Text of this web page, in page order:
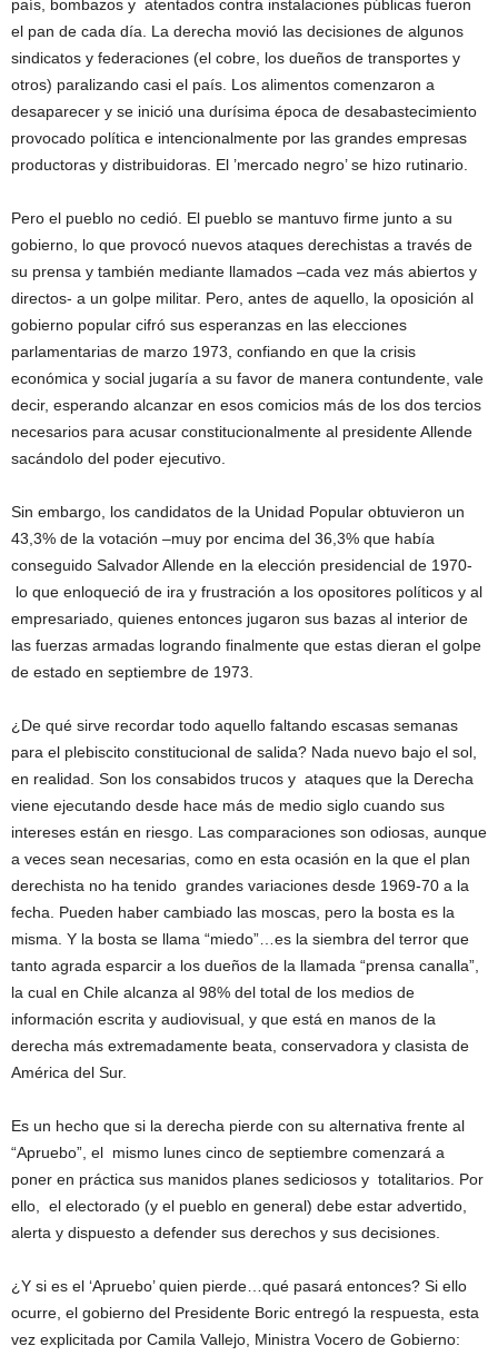
país, bombazos y atentados contra instalaciones públicas fueron
el pan de cada día. La derecha movió las decisiones de algunos
sindicatos y federaciones (el cobre, los dueños de transportes y
otros) paralizando casi el país. Los alimentos comenzaron a
desaparecer y se inició una durísima época de desabastecimiento
provocado política e intencionalmente por las grandes empresas
productoras y distribuidoras. El ’mercado negro’ se hizo rutinario.
Pero el pueblo no cedió. El pueblo se mantuvo firme junto a su
gobierno, lo que provocó nuevos ataques derechistas a través de
su prensa y también mediante llamados –cada vez más abiertos y
directos- a un golpe militar. Pero, antes de aquello, la oposición al
gobierno popular cifró sus esperanzas en las elecciones
parlamentarias de marzo 1973, confiando en que la crisis
económica y social jugaría a su favor de manera contundente, vale
decir, esperando alcanzar en esos comicios más de los dos tercios
necesarios para acusar constitucionalmente al presidente Allende
sacándolo del poder ejecutivo.
Sin embargo, los candidatos de la Unidad Popular obtuvieron un
43,3% de la votación –muy por encima del 36,3% que había
conseguido Salvador Allende en la elección presidencial de 1970-
lo que enloqueció de ira y frustración a los opositores políticos y al
empresariado, quienes entonces jugaron sus bazas al interior de
las fuerzas armadas logrando finalmente que estas dieran el golpe
de estado en septiembre de 1973.
¿De qué sirve recordar todo aquello faltando escasas semanas
para el plebiscito constitucional de salida? Nada nuevo bajo el sol,
en realidad. Son los consabidos trucos y ataques que la Derecha
viene ejecutando desde hace más de medio siglo cuando sus
intereses están en riesgo. Las comparaciones son odiosas, aunque
a veces sean necesarias, como en esta ocasión en la que el plan
derechista no ha tenido grandes variaciones desde 1969-70 a la
fecha. Pueden haber cambiado las moscas, pero la bosta es la
misma. Y la bosta se llama “miedo”…es la siembra del terror que
tanto agrada esparcir a los dueños de la llamada “prensa canalla”,
la cual en Chile alcanza al 98% del total de los medios de
información escrita y audiovisual, y que está en manos de la
derecha más extremadamente beata, conservadora y clasista de
América del Sur.
Es un hecho que si la derecha pierde con su alternativa frente al
“Apruebo”, el mismo lunes cinco de septiembre comenzará a
poner en práctica sus manidos planes sediciosos y totalitarios. Por
ello, el electorado (y el pueblo en general) debe estar advertido,
alerta y dispuesto a defender sus derechos y sus decisiones.
¿Y si es el ‘Apruebo’ quien pierde…qué pasará entonces? Si ello
ocurre, el gobierno del Presidente Boric entregó la respuesta, esta
vez explicitada por Camila Vallejo, Ministra Vocero de Gobierno: